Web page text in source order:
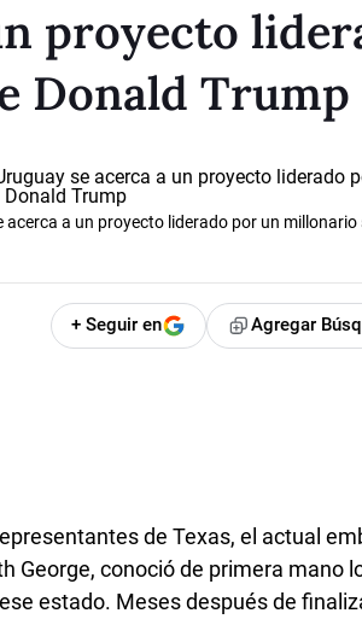
proyecto
Donald Trump
a un proyecto liderado por un
+ Seguir en Agregar
de Texas, el actual
George, conoció de primera mano
estado. Meses después de